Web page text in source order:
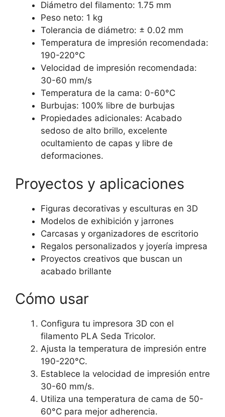
Diámetro del filamento: 1.75 mm
Peso neto: 1 kg
Tolerancia de diámetro: ± 0.02 mm
Temperatura de impresión recomendada:
190-220°C
Velocidad de impresión recomendada:
30-60 mm/s
Temperatura de la cama: 0-60°C
Burbujas: 100% libre de burbujas
Propiedades adicionales: Acabado
sedoso de alto brillo, excelente
ocultamiento de capas y libre de
deformaciones.
Proyectos y aplicaciones
Figuras decorativas y esculturas en 3D
Modelos de exhibición y jarrones
Carcasas y organizadores de escritorio
Regalos personalizados y joyería impresa
Proyectos creativos que buscan un
acabado brillante
Cómo usar
Configura tu impresora 3D con el
filamento PLA Seda Tricolor.
Ajusta la temperatura de impresión entre
190-220°C.
Establece la velocidad de impresión entre
30-60 mm/s.
Utiliza una temperatura de cama de 50-
60°C para mejor adherencia.